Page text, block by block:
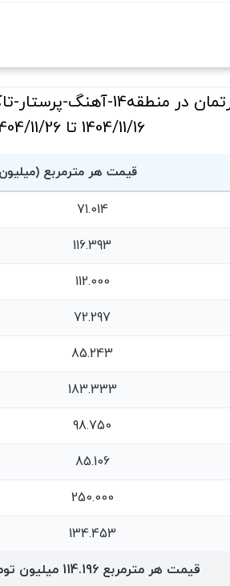
جدول قیمت فروش آپارتمان
1404/11/16 تا 1404/11/26
قیمت هر مترمربع
71.014
116.393
112.000
72.297
85.243
183.333
98.750
85.106
250.000
134.453
قیمت هر مترمربع 114.196 میلیون